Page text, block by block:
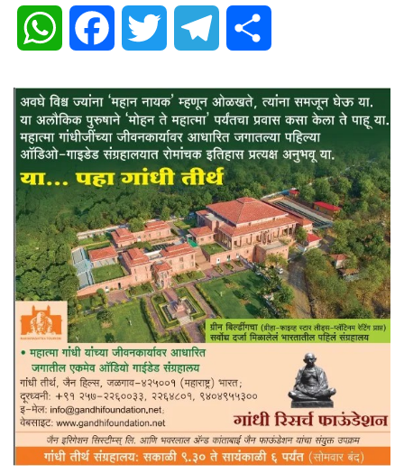
WhatsApp Facebook Twitter Telegram